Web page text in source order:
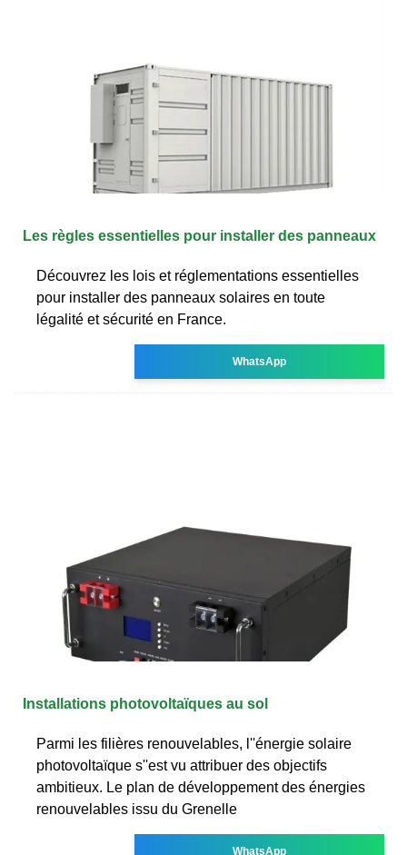
Les règles essentielles pour installer des panneaux
Découvrez les lois et réglementations essentielles
pour installer des panneaux solaires en toute
légalité et sécurité en France.
WhatsApp
Installations photovoltaïques au sol
Parmi les filières renouvelables, l''énergie solaire
photovoltaïque s''est vu attribuer des objectifs
ambitieux. Le plan de développement des énergies
renouvelables issu du Grenelle
WhatsApp